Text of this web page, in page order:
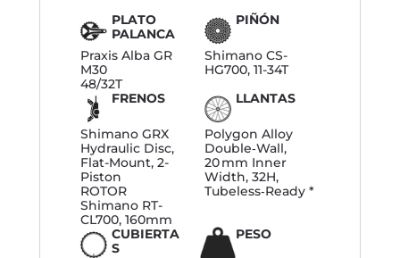
PLATO
PALANCA
Praxis Alba GR
M30
48/32T
PIÑÓN
Shimano CS-
HG700, 11-34T
FRENOS
Shimano GRX
Hydraulic Disc,
Flat-Mount, 2-
Piston
ROTOR
Shimano RT-
CL700, 160mm
LLANTAS
Polygon Alloy
Double‑Wall,
20 mm Inner
Width, 32H,
Tubeless‑Ready *
CUBIERTA
S
PESO